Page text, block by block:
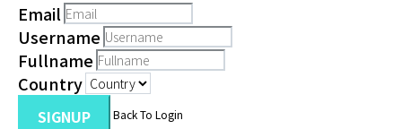
Email
Username
Fullname
Country
SIGNUP Back To Login